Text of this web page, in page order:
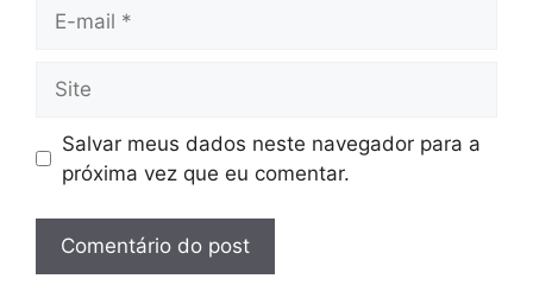
mail
Salvar meus dados neste navegador para a
próxima vez que eu comentar.